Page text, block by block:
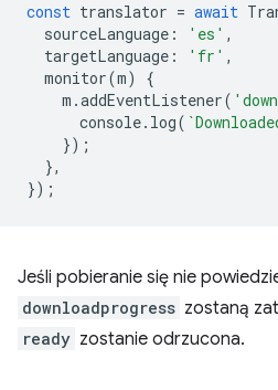
const translator = await
sourceLanguage : 'es' ,
targetLanguage : 'fr' ,
monitor(m)
{
m .addEventListener(
console. log(
});
},
});
Jeśli pobieranie się nie
downloadprogress zostaną
ready zostanie odrzucona.